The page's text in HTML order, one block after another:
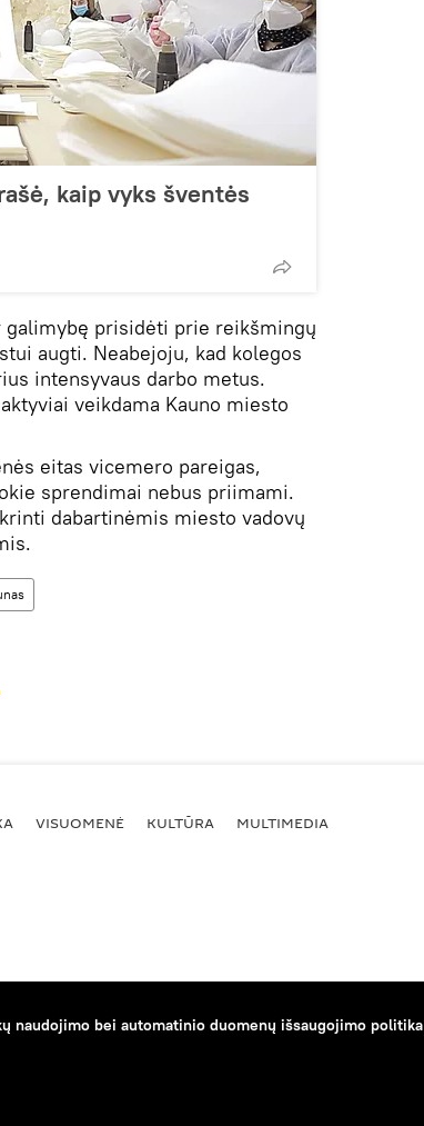
kaip vyks šventės
prisidėti prie reikšmingų
augti. Neabejoju, kad kolegos
intensyvaus darbo metus.
veikdama Kauno miesto
eitas vicemero pareigas,
sprendimai nebus priimami.
dabartinėmis miesto vadovų
VISUOMENĖ KULTŪRA MULTIMEDIA
naudojimo bei automatinio duomenų išsaugojimo politika